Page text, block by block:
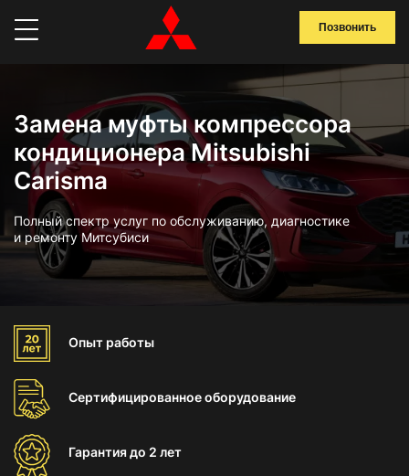
Позвонить
Замена муфты компрессора
кондиционера Mitsubishi
Carisma
Полный спектр услуг по обслуживанию, диагностике
и ремонту Митсубиси
Опыт работы
Сертифицированноеоборудование
Гарантиядо 2 лет